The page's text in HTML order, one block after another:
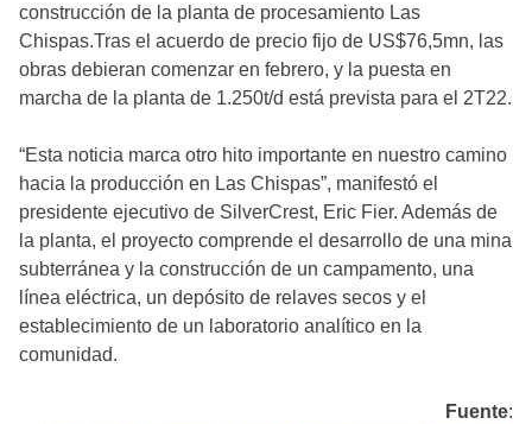
construcción de la planta de procesamiento Las
Chispas.Tras el acuerdo de precio fijo de US$76,5mn, las
obras debieran comenzar en febrero, y la puesta en
marcha de la planta de 1.250t/d está prevista para el 2T22.
“Esta noticia marca otro hito importante en nuestro camino
hacia la producción en Las Chispas”, manifestó el
presidente ejecutivo de SilverCrest, Eric Fier. Además de
la planta, el proyecto comprende el desarrollo de una mina
subterránea y la construcción de un campamento, una
línea eléctrica, un depósito de relaves secos y el
establecimiento de un laboratorio analítico en la
comunidad.
Fuente: